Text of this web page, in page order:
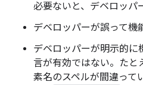
必要ないと、デベロッパ
デベロッパーが誤って機
デベロッパーが明示的に
言が有効ではない。たと
素名のスペルが間違って